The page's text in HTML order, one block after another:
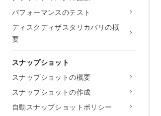
パフォーマンスのテスト
ディスクディザスタリカバリの概
要
スナップショット
スナップショットの概要
スナップショットの作成
自動スナップショットポリシー